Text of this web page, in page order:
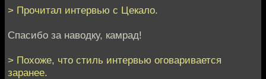
> Прочитал интервью с Цекало.
Спасибо за наводку, камрад!
> Похоже, что стиль интервью оговаривается
заранее.